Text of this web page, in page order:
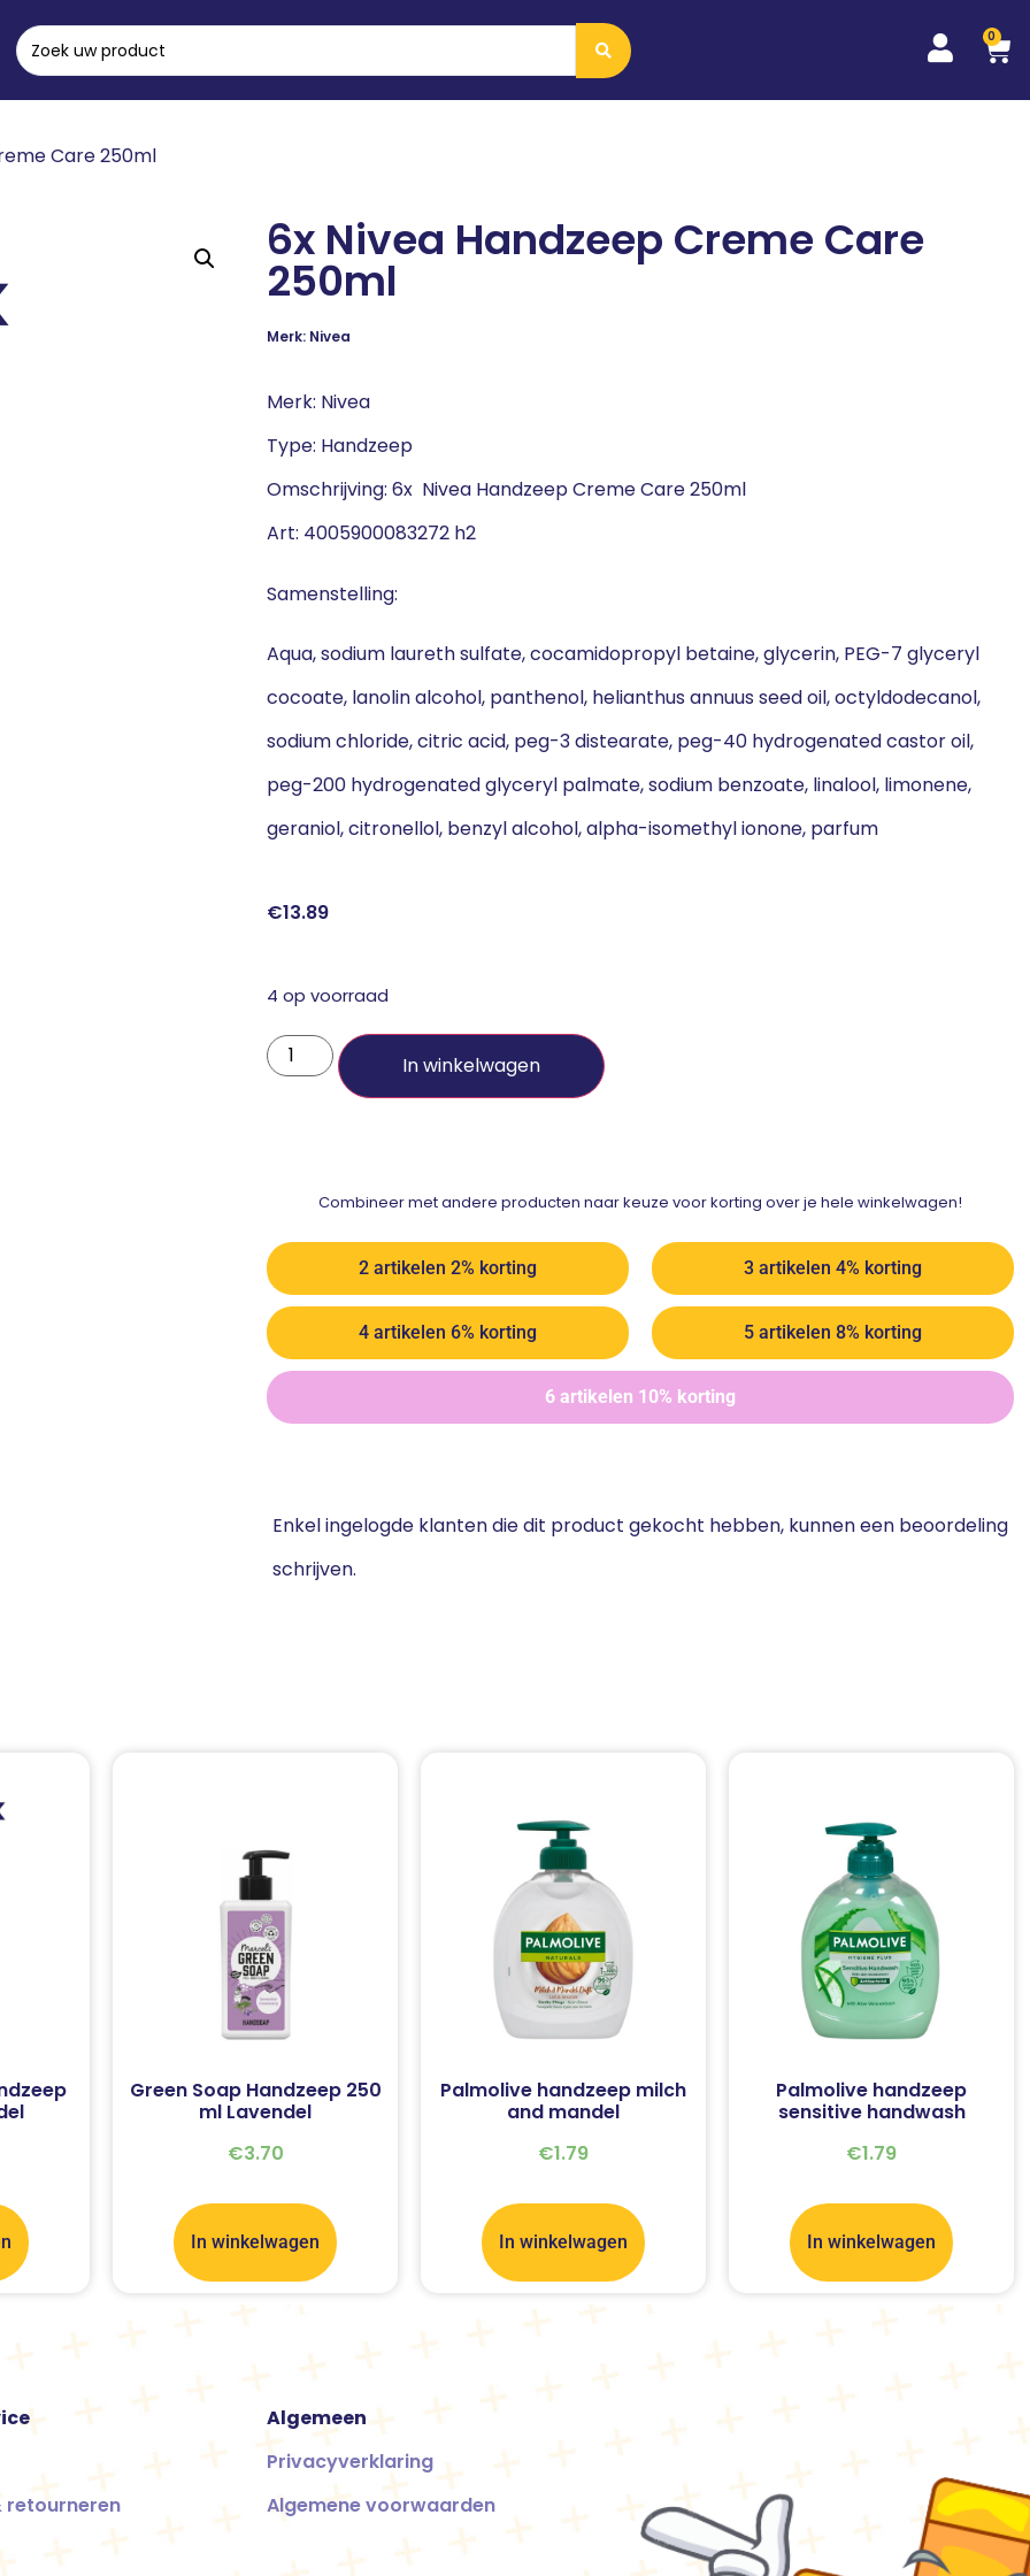
0
Care 250ml
6x Nivea Handzeep Creme Care
250ml
Merk: Nivea
Merk: Nivea
Type: Handzeep
Omschrijving: 6x Nivea Handzeep Creme Care 250ml
Art: 4005900083272 h2
Samenstelling:
Aqua, sodium laureth sulfate, cocamidopropyl betaine, glycerin, PEG-7 glyceryl
cocoate, lanolin alcohol, panthenol, helianthus annuus seed oil, octyldodecanol,
sodium chloride, citric acid, peg-3 distearate, peg-40 hydrogenated castor oil,
peg-200 hydrogenated glyceryl palmate, sodium benzoate, linalool, limonene,
geraniol, citronellol, benzyl alcohol, alpha-isomethyl ionone, parfum
€13.89
4 op voorraad
In winkelwagen
Combineer met andere producten naar keuze voor korting over je hele winkelwagen!
2 artikelen 2% korting 3 artikelen 4% korting
4 artikelen 6% korting 5 artikelen 8% korting
6 artikelen 10% korting
Enkel ingelogde klanten die dit product gekocht hebben, kunnen een beoordeling
schrijven.
Green Soap Handzeep 250
ml Lavendel
€3.70
In winkelwagen
Palmolive handzeep milch
and mandel
€1.79
In winkelwagen
Palmolive handzeep
sensitive handwash
€1.79
In winkelwagen
retourneren
Algemeen
Privacyverklaring
Algemene voorwaarden